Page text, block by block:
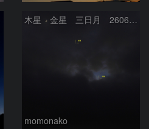
木星 金星 三日月 260618
momonako